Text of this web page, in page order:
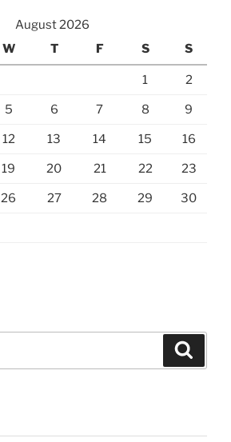
August 2026
W T F S S
1 2
5 6 7 8 9
12 13 14 15 16
19 20 21 22 23
26 27 28 29 30